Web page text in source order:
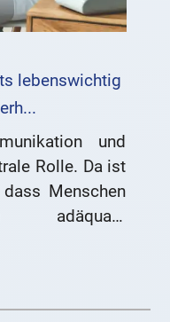
lebenswichtig
und
Rolle. Da ist
Menschen
adäquate
regelmäßiger
kann für